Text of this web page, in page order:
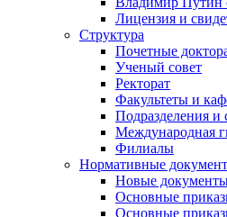
Лицензия и
Структура
Почетные
Ученый совет
Ректорат
Факультеты и
Подразделения и
Международная
Филиалы
Нормативные
Новые
Основные
Основные